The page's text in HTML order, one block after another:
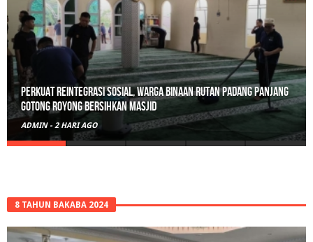
Polisi Sita 82 Paket Ganja Siap Edar di Tanah Datar
ADMIN - 3 HARI AGO
8 TAHUN BAKABA 2024